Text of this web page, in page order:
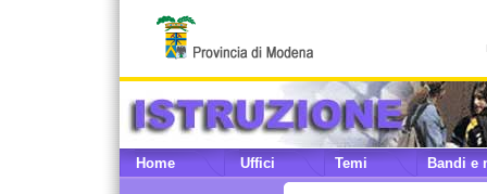
Home Uffici Temi Bandi e